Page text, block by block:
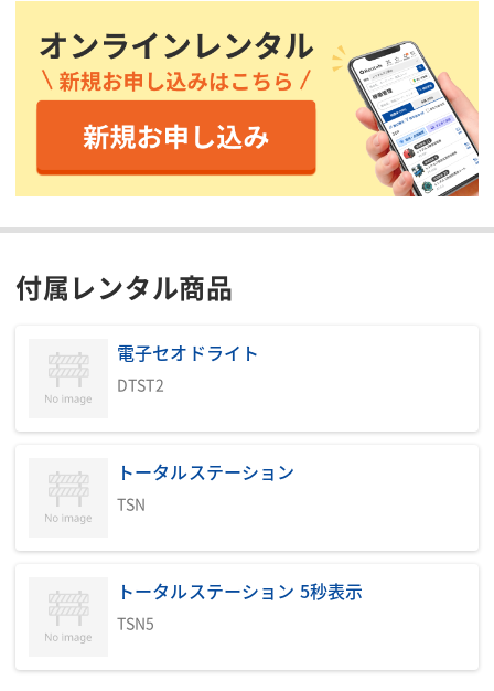
印刷用ページ
付属レンタル商品
電子セオドライト
DTST2
トータルステーション
TSN
トータルステーション 5秒表示
TSN5